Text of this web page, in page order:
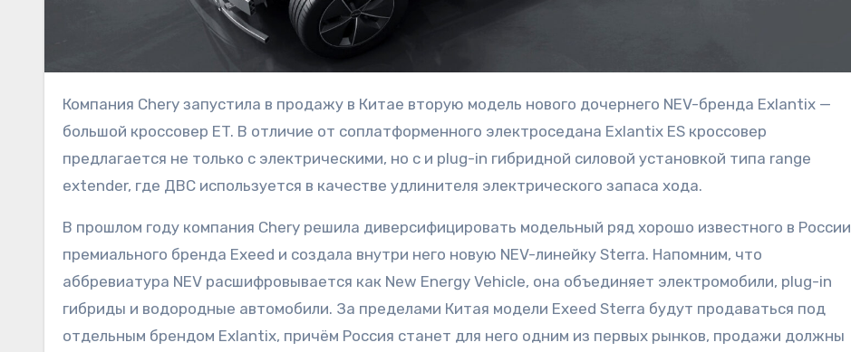
Компания Chery запустила в продажу в Китае вторую модель нового дочернего NEV-бренда Exlantix —
большой кроссовер ET. В отличие от соплатформенного электроседана Exlantix ES кроссовер
предлагается не только с электрическими, но с и plug-in гибридной силовой установкой типа range
extender, где ДВС используется в качестве удлинителя электрического запаса хода.
В прошлом году компания Chery решила диверсифицировать модельный ряд хорошо известного в России
премиального бренда Exeed и создала внутри него новую NEV-линейку Sterra. Напомним, что
аббревиатура NEV расшифровывается как New Energy Vehicle, она объединяет электромобили, plug-in
гибриды и водородные автомобили. За пределами Китая модели Exeed Sterra будут продаваться под
отдельным брендом Exlantix, причём Россия станет для него одним из первых рынков, продажи должны